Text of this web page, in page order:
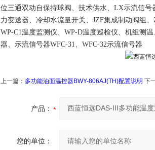
位三通双动自保持球阀、技术供水、LX示流信
力变送器、冷却水流量开关、JZF集成制动阀组
WP-C1温度监测仪、WP-D温度巡检仪、机组测
器、示流信号器WFC-31、WFC-32示流信号器
上一篇： 多功能油面温控器BWY-806AJ(TH)配置说明 下
产品：
您的单位：